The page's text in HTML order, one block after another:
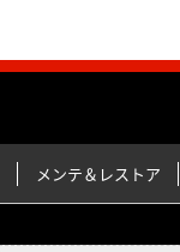
メンテ＆レストア